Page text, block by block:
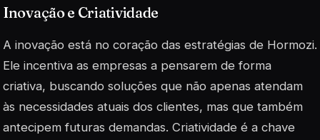
Inovação e Criatividade
A inovação está no coração das estratégias de Hormozi.
Ele incentiva as empresas a pensarem de forma
criativa, buscando soluções que não apenas atendam
às necessidades atuais dos clientes, mas que também
antecipem futuras demandas. Criatividade é a chave